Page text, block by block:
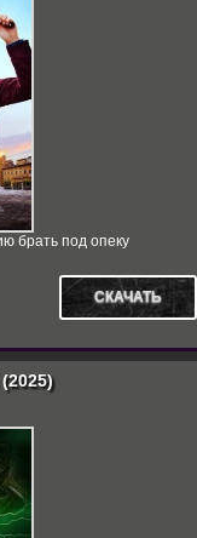
брать под опеку
СКАЧАТЬ